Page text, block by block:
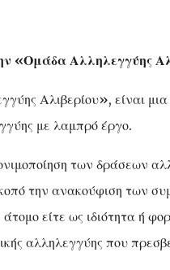
«Ομάδα Αλληλεγγύης
Αλιβερίου», είναι
με λαμπρό έργο.
των δράσεων
την ανακούφιση των
είτε ως ιδιότητα ή
αλληλεγγύης που